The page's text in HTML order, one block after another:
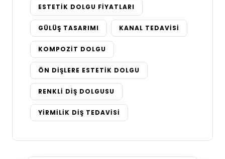
ESTETIK DOLGU FIYATLARI
GÜLÜŞ TASARIMI KANAL TEDAVISI
KOMPOZIT DOLGU
ÖN DIŞLERE ESTETIK DOLGU
RENKLI DIŞ DOLGUSU
YIRMILIK DIŞ TEDAVISI